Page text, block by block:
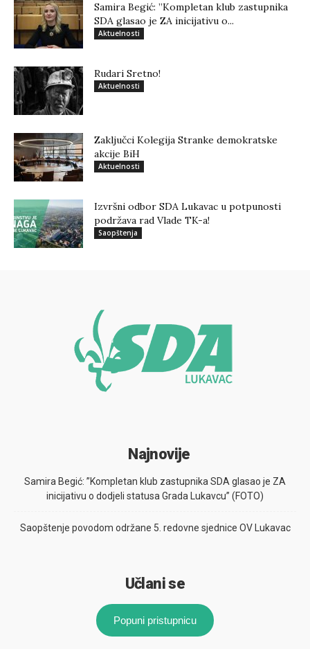
Samira Begić: ”Kompletan klub zastupnika
SDA glasao je ZA inicijativu o...
Aktuelnosti
Rudari Sretno!
Aktuelnosti
Zaključci Kolegija Stranke demokratske
akcije BiH
Aktuelnosti
Izvršni odbor SDA Lukavac u potpunosti
podržava rad Vlade TK-a!
Saopštenja
Najnovije
Samira Begić: ”Kompletan klub zastupnika SDA glasao je ZA
inicijativu o dodjeli statusa Grada Lukavcu” (FOTO)
Saopštenje povodom održane 5. redovne sjednice OV Lukavac
Učlani se
Popuni pristupnicu